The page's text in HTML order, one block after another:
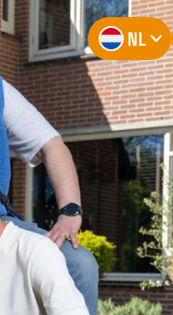
NL